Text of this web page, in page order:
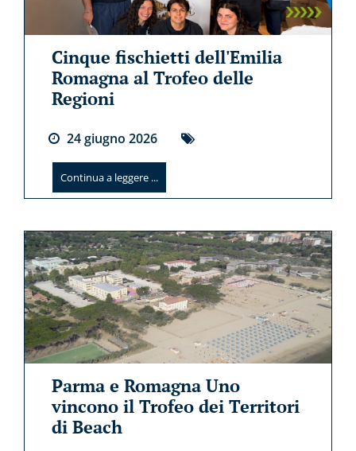
Cinque fischietti dell'Emilia
Romagna al Trofeo delle
Regioni
24giugno 2026
Continua a leggere ...
Parma e Romagna Uno
vincono il Trofeo dei Territori
di Beach